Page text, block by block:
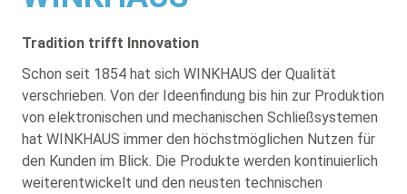
Tradition trifft Innovation
Schon seit 1854 hat sich WINKHAUS der Qualität
verschrieben. Von der Ideenfindung bis hin zur Produktion
von elektronischen und mechanischen Schließsystemen
hat WINKHAUS immer den höchstmöglichen Nutzen für
den Kunden im Blick. Die Produkte werden kontinuierlich
weiterentwickelt und den neusten technischen